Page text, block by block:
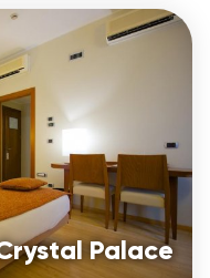
Palace